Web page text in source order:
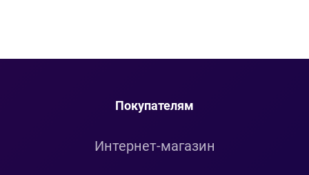
Покупателям
Интернет-магазин